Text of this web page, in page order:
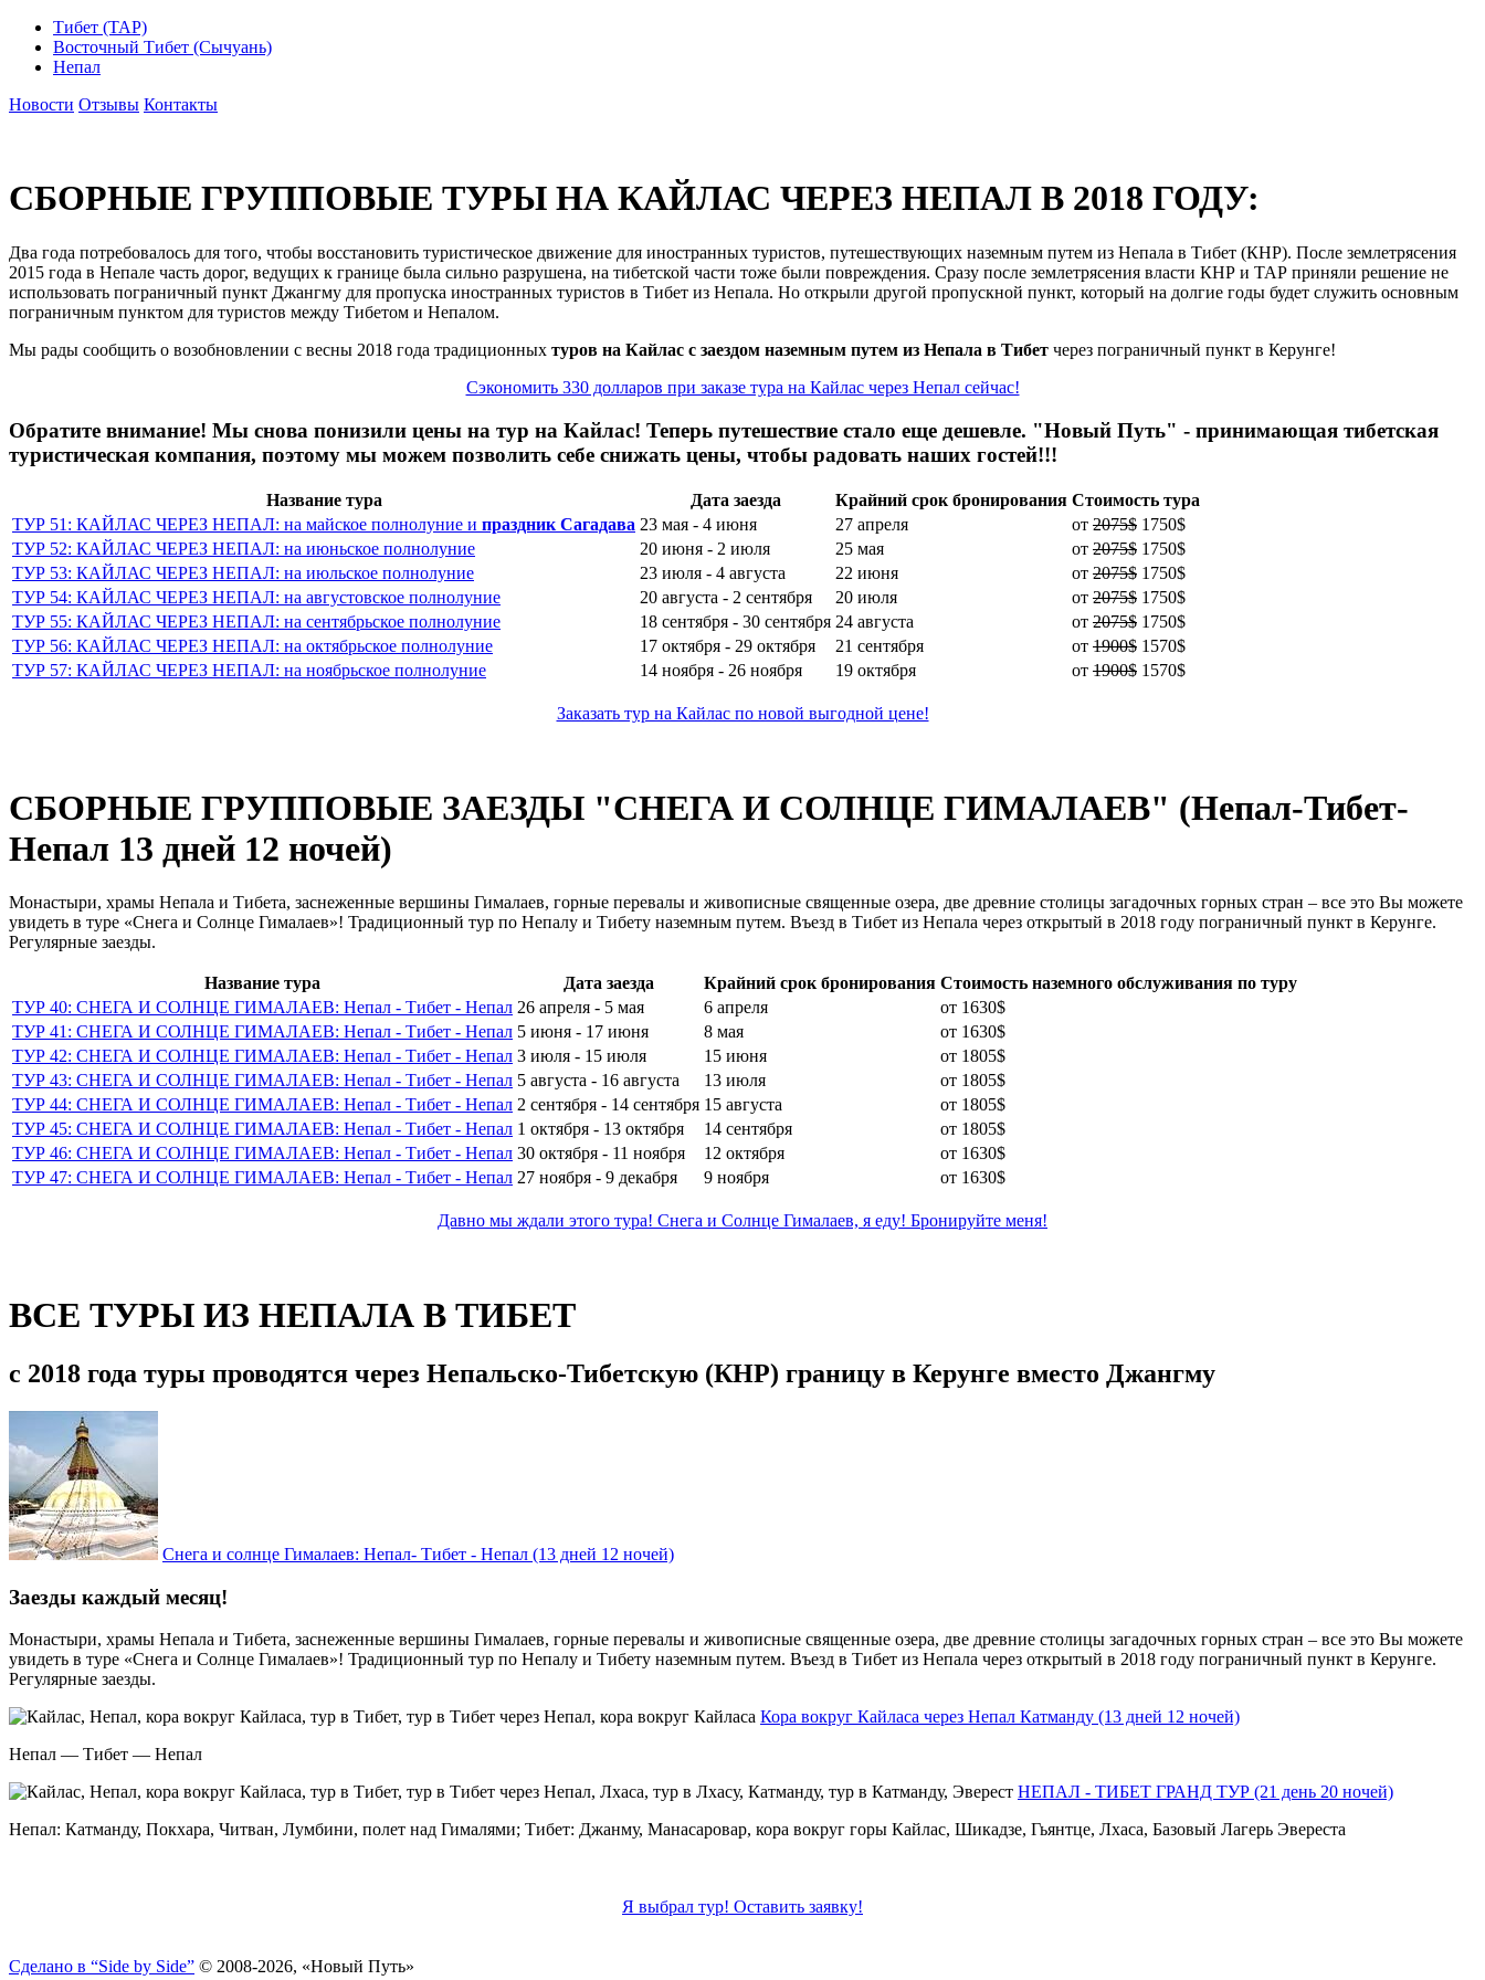
Тибет (ТАР)
Восточный Тибет (Сычуань)
Непал
Новости Отзывы Контакты
СБОРНЫЕ ГРУППОВЫЕ ТУРЫ НА КАЙЛАС ЧЕРЕЗ НЕПАЛ В 2018 ГОДУ:
Два года потребовалось для того, чтобы восстановить туристическое движение для иностранных туристов, путешествующих наземным путем из Непала в Тибет (КНР). После землетрясения
2015 года в Непале часть дорог, ведущих к границе была сильно разрушена, на тибетской части тоже были повреждения. Сразу после землетрясения власти КНР и ТАР приняли решение не
использовать пограничный пункт Джангму для пропуска иностранных туристов в Тибет из Непала. Но открыли другой пропускной пункт, который на долгие годы будет служить основным
пограничным пунктом для туристов между Тибетом и Непалом.
Мы рады сообщить о возобновлении с весны 2018 года традиционных туров на Кайлас с заездом наземным путем из Непала в Тибет через пограничный пункт в Керунге!
Сэкономить 330 долларов при заказе тура на Кайлас через Непал сейчас!
Обратите внимание! Мы снова понизили цены на тур на Кайлас! Теперь путешествие стало еще дешевле. "Новый Путь" - принимающая тибетская
туристическая компания, поэтому мы можем позволить себе снижать цены, чтобы радовать наших гостей!!!
Название тура Дата заезда Крайний срок бронирования Стоимость тура
ТУР 51: КАЙЛАС ЧЕРЕЗ НЕПАЛ: на майское полнолуние и праздник Сагадава 23 мая - 4 июня 27 апреля от 2075$ 1750$
ТУР 52: КАЙЛАС ЧЕРЕЗ НЕПАЛ: на июньское полнолуние
20 июня - 2 июля 25 мая от 2075$ 1750$
ТУР 53: КАЙЛАС ЧЕРЕЗ НЕПАЛ: на июльское полнолуние
23 июля - 4 августа 22 июня от 2075$ 1750$
ТУР 54: КАЙЛАС ЧЕРЕЗ НЕПАЛ: на августовское полнолуние
20 августа - 2 сентября 20 июля от 2075$ 1750$
ТУР 55: КАЙЛАС ЧЕРЕЗ НЕПАЛ: на сентябрьское полнолуние
18 сентября - 30 сентября 24 августа от 2075$ 1750$
ТУР 56: КАЙЛАС ЧЕРЕЗ НЕПАЛ: на октябрьское полнолуние
17 октября - 29 октября 21 сентября от 1900$ 1570$
ТУР 57: КАЙЛАС ЧЕРЕЗ НЕПАЛ: на ноябрьское полнолуние
14 ноября - 26 ноября 19 октября от 1900$ 1570$
Заказать тур на Кайлас по новой выгодной цене!
СБОРНЫЕ ГРУППОВЫЕ ЗАЕЗДЫ "СНЕГА И СОЛНЦЕ ГИМАЛАЕВ" (Непал-Тибет-
Непал 13 дней 12 ночей)
Монастыри, храмы Непала и Тибета, заснеженные вершины Гималаев, горные перевалы и живописные священные озера, две древние столицы загадочных горных стран – все это Вы можете
увидеть в туре «Снега и Солнце Гималаев»! Традиционный тур по Непалу и Тибету наземным путем. Въезд в Тибет из Непала через открытый в 2018 году пограничный пункт в Керунге.
Регулярные заезды.
Название тура Дата заезда Крайний срок бронирования Стоимость наземного обслуживания по туру
ТУР 40: СНЕГА И СОЛНЦЕ ГИМАЛАЕВ: Непал - Тибет - Непал 26 апреля - 5 мая 6 апреля
от 1630$
ТУР 41: СНЕГА И СОЛНЦЕ ГИМАЛАЕВ: Непал - Тибет - Непал 5 июня - 17 июня 8 мая
от 1630$
ТУР 42: СНЕГА И СОЛНЦЕ ГИМАЛАЕВ: Непал - Тибет - Непал 3 июля - 15 июля 15 июня
от 1805$
ТУР 43: СНЕГА И СОЛНЦЕ ГИМАЛАЕВ: Непал - Тибет - Непал 5 августа - 16 августа 13 июля
от 1805$
ТУР 44: СНЕГА И СОЛНЦЕ ГИМАЛАЕВ: Непал - Тибет - Непал 2 сентября - 14 сентября 15 августа
от 1805$
ТУР 45: СНЕГА И СОЛНЦЕ ГИМАЛАЕВ: Непал - Тибет - Непал 1 октября - 13 октября 14 сентября
от 1805$
ТУР 46: СНЕГА И СОЛНЦЕ ГИМАЛАЕВ: Непал - Тибет - Непал 30 октября - 11 ноября 12 октября
от 1630$
ТУР 47: СНЕГА И СОЛНЦЕ ГИМАЛАЕВ: Непал - Тибет - Непал 27 ноября - 9 декабря 9 ноября от 1630$
Давно мы ждали этого тура! Снега и Солнце Гималаев, я еду! Бронируйте меня!
ВСЕ ТУРЫ ИЗ НЕПАЛА В ТИБЕТ
с 2018 года туры проводятся через Непальско-Тибетскую (КНР) границу в Керунге вместо Джангму
Снега и солнце Гималаев: Непал- Тибет - Непал (13 дней 12 ночей)
Заезды каждый месяц!
Монастыри, храмы Непала и Тибета, заснеженные вершины Гималаев, горные перевалы и живописные священные озера, две древние столицы загадочных горных стран – все это Вы можете
увидеть в туре «Снега и Солнце Гималаев»! Традиционный тур по Непалу и Тибету наземным путем. Въезд в Тибет из Непала через открытый в 2018 году пограничный пункт в Керунге.
Регулярные заезды.
Кора вокруг Кайласа через Непал Катманду (13 дней 12 ночей)
Непал — Тибет — Непал
НЕПАЛ - ТИБЕТ ГРАНД ТУР (21 день 20 ночей)
Непал: Катманду, Покхара, Читван, Лумбини, полет над Гималями; Тибет: Джанму, Манасаровар, кора вокруг горы Кайлас, Шикадзе, Гьянтце, Лхаса, Базовый Лагерь Эвереста
Я выбрал тур! Оставить заявку!
Сделано в “Side by Side” © 2008-2026, «Новый Путь»